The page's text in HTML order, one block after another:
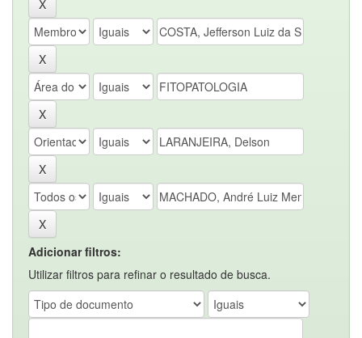
Adicionar filtros:
Utilizar filtros para refinar o resultado de busca.